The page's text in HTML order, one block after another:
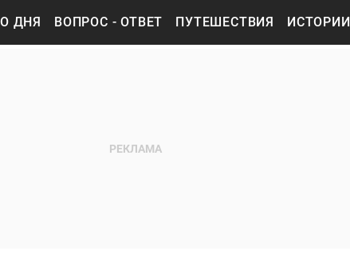
ДНЯ ВОПРОС - ОТВЕТ ПУТЕШЕСТВИЯ ИСТОРИИ